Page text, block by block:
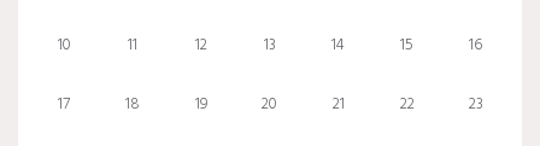
10 11 12 13 14 15 16
17 18 19 20 21 22 23